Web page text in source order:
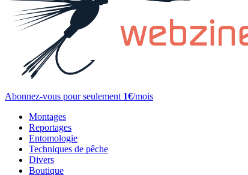
Abonnez-vous pour seulement 1€/mois
Montages
Reportages
Entomologie
Techniques de pêche
Divers
Boutique